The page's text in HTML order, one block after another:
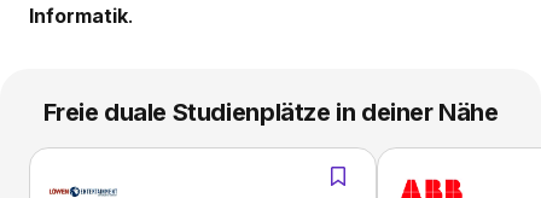
Informatik.
Freie duale Studienplätze in deiner Nähe